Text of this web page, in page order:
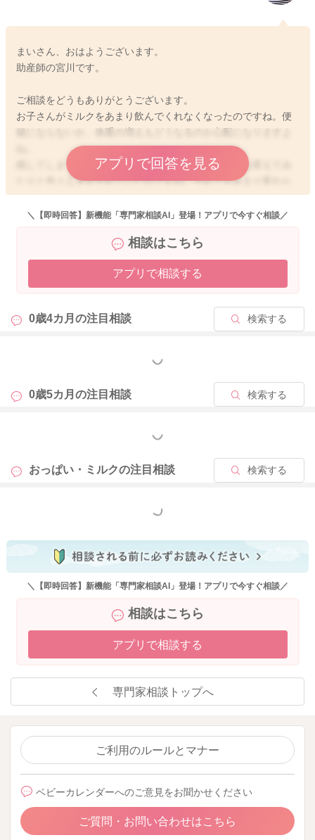
まいさん、おはようございます。
助産師の宮川です。
ご相談をどうもありがとうございます。
お子さんがミルクをあまり飲んでくれなくなったのですね。便
秘にならないか、体重の増えもどうなるのか心配になりますよ
残してしまったミルクを温めなおしてみたり、乳首を変えてみ
たりと色々工夫をされていたのですね。それでもあまり変わら
ないということなのですが、間隔をあけてみても飲んでくれな
いこともあります。それならば間隔を短くしておっぱいだけで
また搾乳をするよりも実際に飲んでもらう方が量が多くなると
されています。なので実際にはまいさんが思っておられるより
ば、回数を増やしていただき、分泌をさらに促すように、哺乳
量を稼げるようにされてみてはいかがでしょうか？
よかったら参考になさってみてください。
アプリで回答を見る
＼【即時回答】新機能「専門家相談AI」登場！アプリで今すぐ相談／
相談はこちら
アプリで相談する
0歳4カ月の注目相談 検索する
もっと見る
0歳5カ月の注目相談 検索する
もっと見る
おっぱい・ミルクの注目相談 検索する
もっと見る
＼【即時回答】新機能「専門家相談AI」登場！アプリで今すぐ相談／
相談はこちら
アプリで相談する
専門家相談トップへ
ご利用のルールとマナー
ベビーカレンダーへのご意見をお聞かせください
ご質問・お問い合わせはこちら